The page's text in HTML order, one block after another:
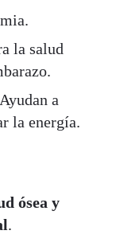
la salud
a
la energía.
ósea y
.